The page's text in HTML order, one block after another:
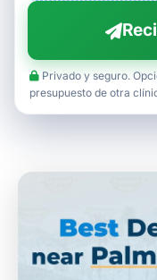
Privado y seguro.
presupuesto de otra